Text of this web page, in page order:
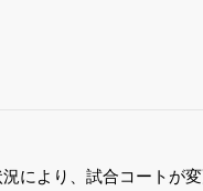
により、試合コートが変